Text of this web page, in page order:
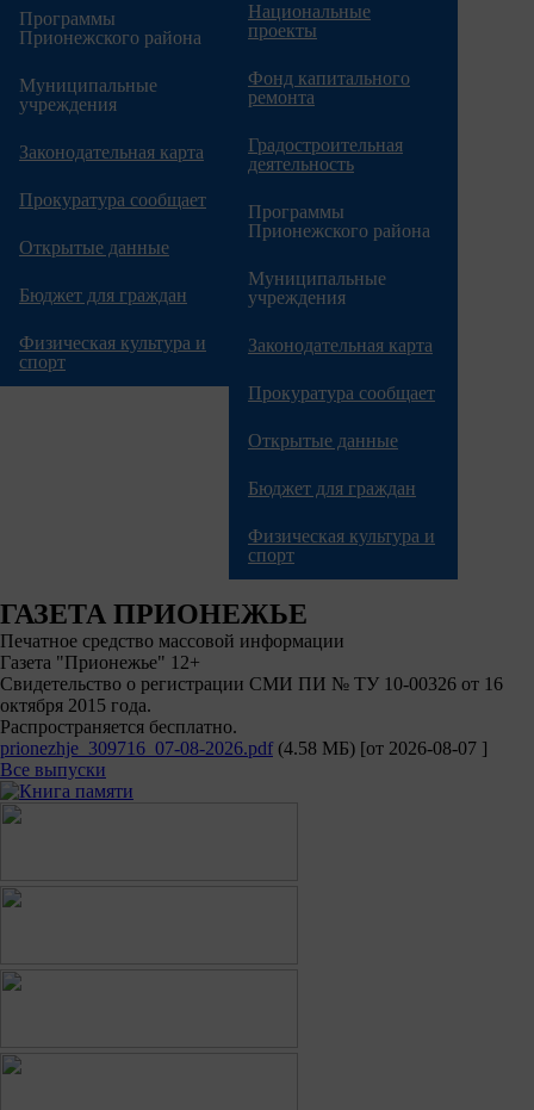
Программы
Прионежского района
Муниципальные
учреждения
Законодательная карта
Прокуратура сообщает
Открытые данные
Бюджет для граждан
Физическая культура и
спорт
Национальные
проекты
Фонд капитального
ремонта
Градостроительная
деятельность
Программы
Прионежского района
Муниципальные
учреждения
Законодательная карта
Прокуратура сообщает
Открытые данные
Бюджет для граждан
Физическая культура и
спорт
ГАЗЕТА ПРИОНЕЖЬЕ
Печатное средство массовой информации
Газета "Прионежье" 12+
Свидетельство о регистрации СМИ ПИ № ТУ 10-00326 от 16
октября 2015 года.
Распространяется бесплатно.
prionezhje_309716_07-08-2026.pdf (4.58 МБ) [от 2026-08-07 ]
Все выпуски